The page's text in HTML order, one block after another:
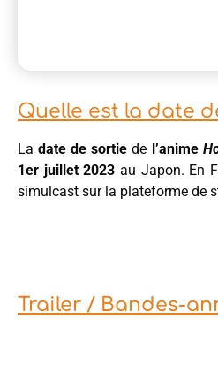
Quelle est la date
Ladate de sortie de l’anime
1er juillet 2023 au Japon. En
simulcast sur la plateforme de
Trailer / Bandes-